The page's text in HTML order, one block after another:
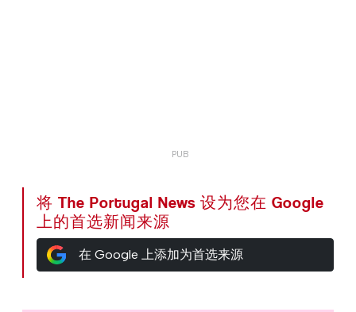
将 The Portugal News 设为您在 Google
上的首选新闻来源
在 Google 上添加为首选来源